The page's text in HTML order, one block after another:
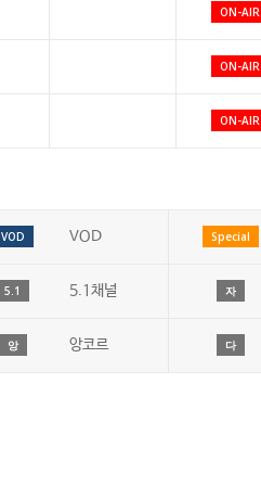
ON-AIR
ON-AIR
ON-AIR
VOD VOD Special
5.1 5.1채널 자
앙 앙코르 다